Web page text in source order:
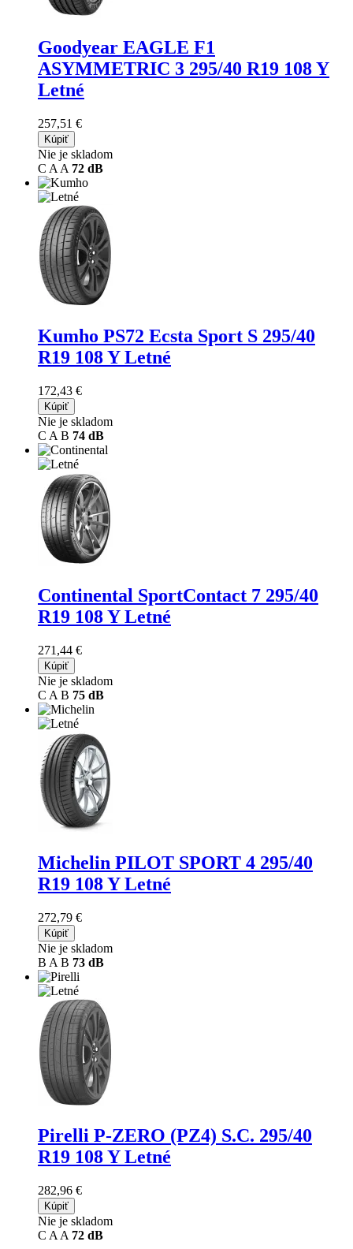
Goodyear EAGLE F1
ASYMMETRIC 3 295/40 R19 108 Y
Letné
257,51 €
Kúpiť
Nie je skladom
C A A 72 dB
Kumho PS72 Ecsta Sport S 295/40
R19 108 Y Letné
172,43 €
Kúpiť
Nie je skladom
C A B 74 dB
Continental SportContact 7 295/40
R19 108 Y Letné
271,44 €
Kúpiť
Nie je skladom
C A B 75 dB
Michelin PILOT SPORT 4 295/40
R19 108 Y Letné
272,79 €
Kúpiť
Nie je skladom
B A B 73 dB
Pirelli P-ZERO (PZ4) S.C. 295/40
R19 108 Y Letné
282,96 €
Kúpiť
Nie je skladom
C A A 72 dB